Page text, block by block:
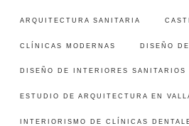
ARQUITECTURA SANITARIA
CLÍNICAS MODERNAS DISEÑO
DISEÑO DE INTERIORES SANITARIOS
ESTUDIO DE ARQUITECTURA EN
INTERIORISMO DE CLÍNICAS